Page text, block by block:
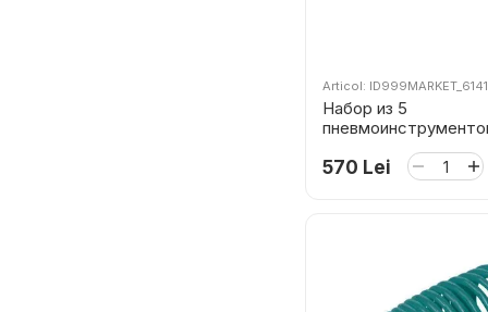
Articol:
Набор из 5
TATK051 TOTAL
570 Lei